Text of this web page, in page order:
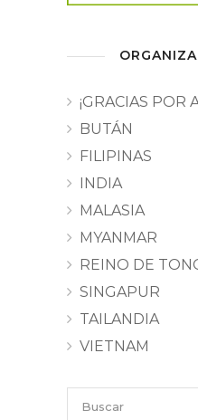
¡GRACIAS POR
BUTÁN
FILIPINAS
INDIA
MALASIA
MYANMAR
REINO DE
SINGAPUR
TAILANDIA
VIETNAM